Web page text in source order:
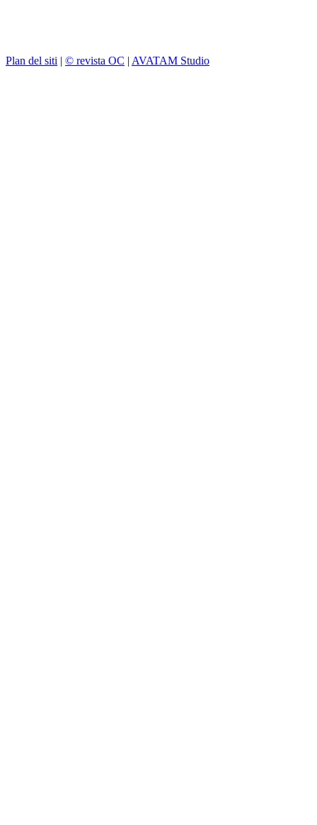
Plan del siti | © revista OC | AVATAM Studio